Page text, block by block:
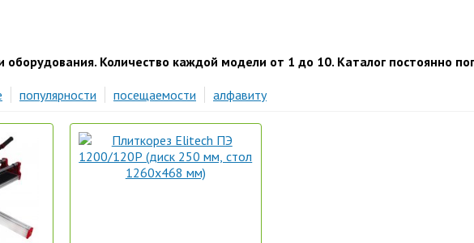
Количество каждой модели от 1 до 10. Каталог постоянно
популярности посещаемости алфавиту